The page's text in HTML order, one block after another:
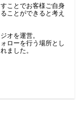
ことでお客様ご自身
ことができると考え
オを運営。
ローを行う場所とし
ました。